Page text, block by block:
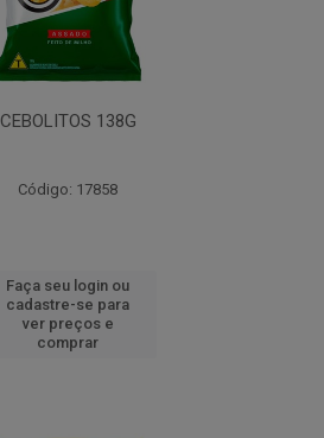
CEBOLITOS 138G
Código: 17858
Faça seu login ou
cadastre-se para
ver preços e
comprar